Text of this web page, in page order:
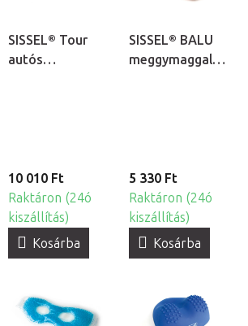
SISSEL® Tour
autós
10 010 Ft
Raktáron (24ó
kiszállítás)
Kosárba
SISSEL® BALU
meggymaggal
5 330 Ft
Raktáron (24ó
kiszállítás)
Kosárba